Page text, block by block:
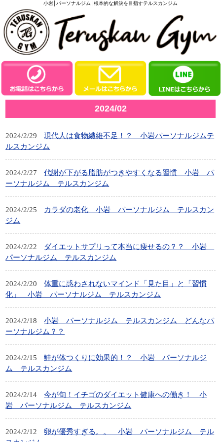
小岩│パーソナルジム│根本的な解決を目指すテルスカンジム
2024/02
2024/2/29
現代人は食物繊維不足！？ 小岩パーソナルジムテ
ルスカンジム
2024/2/27
代謝が下がる脂肪がつきやすくなる習慣 小岩 パ
ーソナルジム テルスカンジム
2024/2/25
カラダの老化 小岩 パーソナルジム テルスカン
ジム
2024/2/22
ダイエットサプリって本当に痩せるの？？ 小岩
パーソナルジム テルスカンジム
2024/2/20
体重に惑わされないマインド「見た目」と「習慣
化」 小岩 パーソナルジム テルスカンジム
2024/2/18
小岩 パーソナルジム テルスカンジム どんなパ
ーソナルジム？？
2024/2/15
鮭が体つくりに効果的！？ 小岩 パーソナルジ
ム テルスカンジム
2024/2/14
今が旬！イチゴのダイエット健康への働き！ 小
岩 パーソナルジム テルスカンジム
2024/2/12
卵が優秀すぎる。。 小岩 パーソナルジム テル